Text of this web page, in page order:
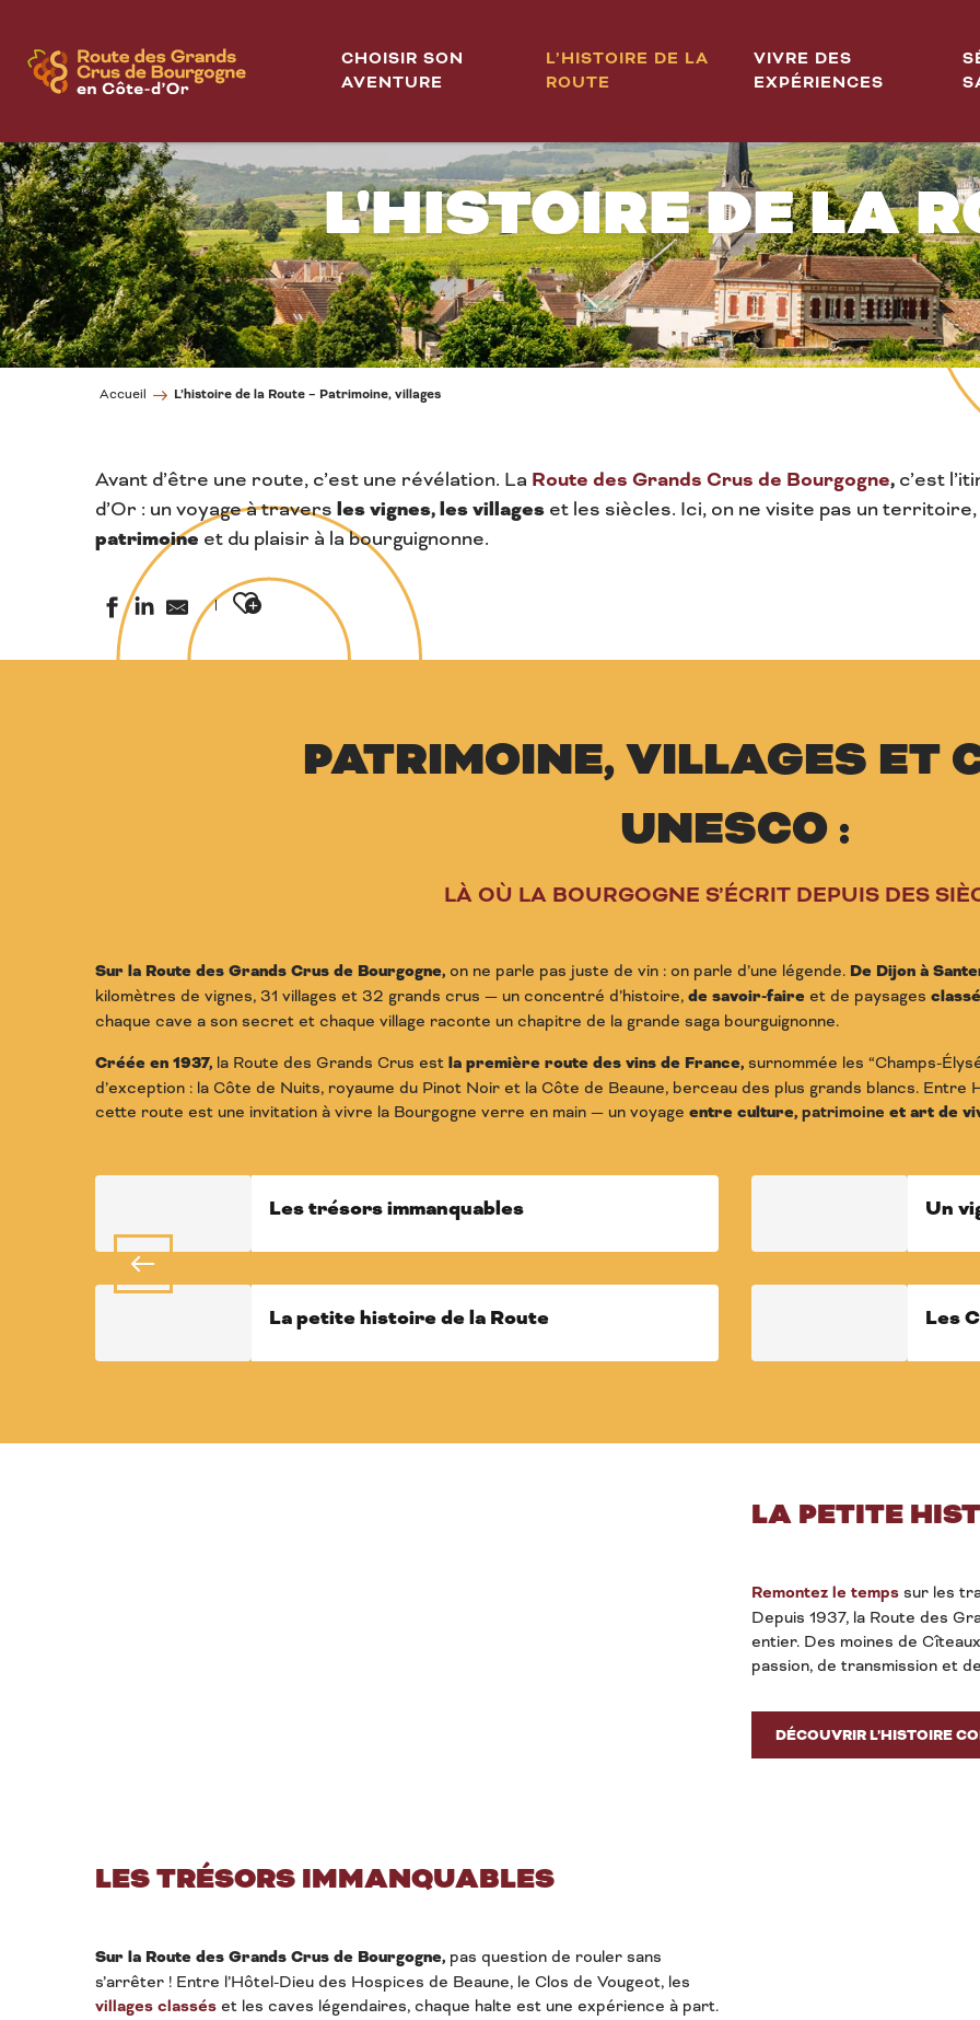
contenu
principal
CHOISIR SON
AVENTURE
L’HISTOIRE DE LA
ROUTE
VIVRE DES
EXPÉRIENCES
L'HISTOIRE DE LA
Accueil L’histoire de la Route – Patrimoine, villages
Avant d’être une route, c’est une révélation. La Route des Grands Crus de Bourgogne, c’est
d’Or : un voyage à travers les vignes, les villages et les siècles. Ici, on ne visite pas un territoire,
patrimoine et du plaisir à la bourguignonne.
Ajouter aux favoris
PATRIMOINE, VILLAGES ET
UNESCO :
LÀ OÙ LA BOURGOGNE S’ÉCRIT DEPUIS DES
Sur la Route des Grands Crus de Bourgogne, on ne parle pas juste de vin : on parle d’une légende. De Dijon à
kilomètres de vignes, 31 villages et 32 grands crus — un concentré d’histoire, de savoir-faire et de paysages
chaque cave a son secret et chaque village raconte un chapitre de la grande saga bourguignonne.
Créée en 1937, la Route des Grands Crus est la première route des vins de France, surnommée les “Champs-
d’exception : la Côte de Nuits, royaume du Pinot Noir et la Côte de Beaune, berceau des plus grands blancs.
cette route est une invitation à vivre la Bourgogne verre en main — un voyage entre culture, patrimoine et art de
Les trésors immanquables Un
La petite histoire de la Route Les
LA PETITE
Remontez le temps sur les
Depuis 1937, la Route des
entier. Des moines de
passion, de transmission et
DÉCOUVRIR L’HISTOIRE
LES TRÉSORS IMMANQUABLES
Sur la Route des Grands Crus de Bourgogne, pas question de rouler sans
s’arrêter ! Entre l’Hôtel-Dieu des Hospices de Beaune, le Clos de Vougeot, les
villages classés et les caves légendaires, chaque halte est une expérience à part.